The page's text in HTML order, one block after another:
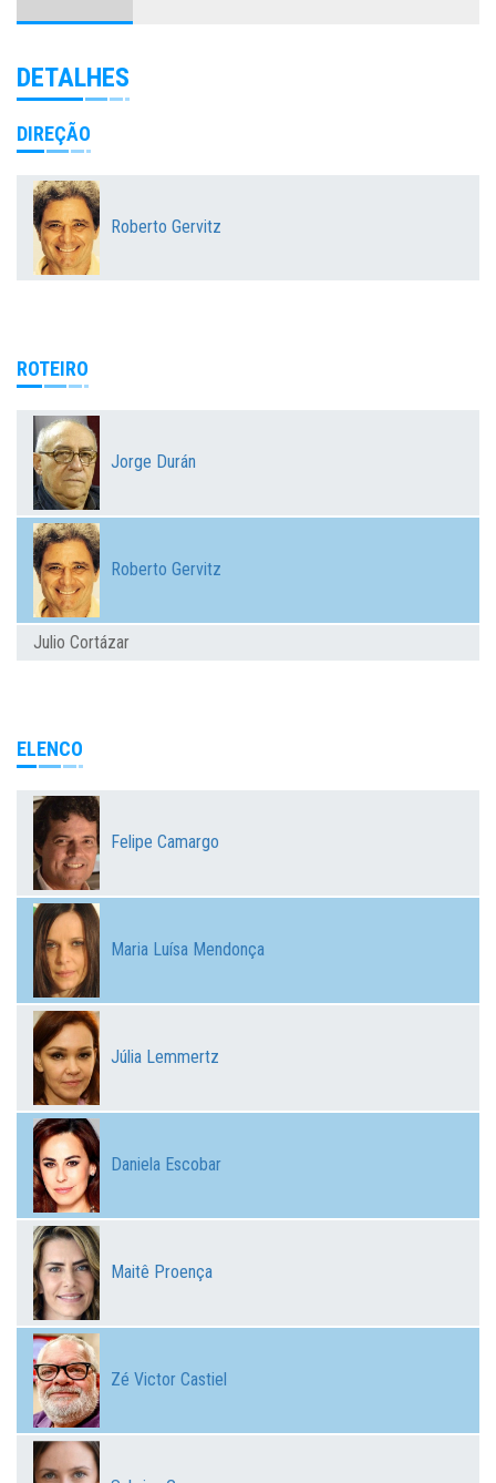
DETALHES
DIREÇÃO
Roberto Gervitz
ROTEIRO
Jorge Durán
Roberto Gervitz
Julio Cortázar
ELENCO
Felipe Camargo
Maria Luísa Mendonça
Júlia Lemmertz
Daniela Escobar
Maitê Proença
Zé Victor Castiel